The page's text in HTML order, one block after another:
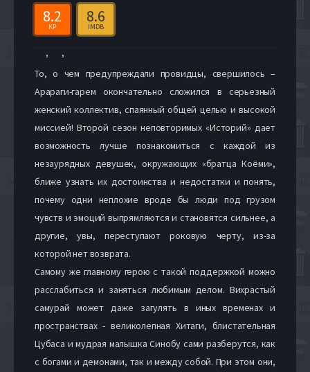
8.2
KP
8.6
IMDB
,
,
То, о чем предупреждали провидцы, свершилось –
Арараги-гарем окончательно сложился в серьезный
женский коллектив, спаянный общей целью и высокой
миссией! Второй сезон неповторимых «Историй» дает
возможность лучше познакомиться с каждой из
незаурядных девушек, окружающих «братца Коёми»,
ближе узнать их достоинства и недостатки и понять,
почему одни неплохие вроде бы люди под грузом
чувств и эмоций выпрямляются и становятся сильнее, а
другие, увы, переступают роковую черту, из-за
которой нет возврата.
Самому же главному герою с такой поддержкой можно
расслабиться и заняться любимым делом. Вихрастый
самурай может даже загулять в иных временах и
пространствах - великолепная Хитаги, блистательная
Цубаса и мудрая малышка Синобу сами разберутся, как
с богами и демонами, так и между собой. При этом они,